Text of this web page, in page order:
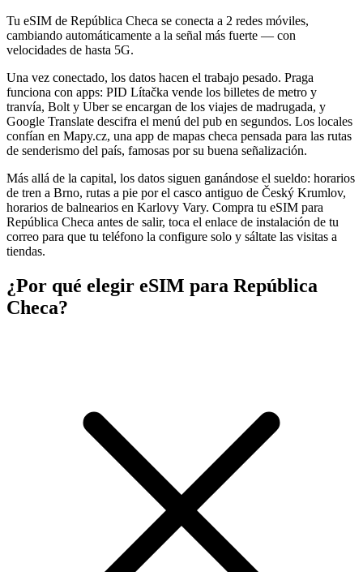
Tu eSIM de República Checa se conecta a 2 redes móviles,
cambiando automáticamente a la señal más fuerte — con
velocidades de hasta 5G.
Una vez conectado, los datos hacen el trabajo pesado. Praga
funciona con apps: PID Lítačka vende los billetes de metro y
tranvía, Bolt y Uber se encargan de los viajes de madrugada, y
Google Translate descifra el menú del pub en segundos. Los locales
confían en Mapy.cz, una app de mapas checa pensada para las rutas
de senderismo del país, famosas por su buena señalización.
Más allá de la capital, los datos siguen ganándose el sueldo: horarios
de tren a Brno, rutas a pie por el casco antiguo de Český Krumlov,
horarios de balnearios en Karlovy Vary. Compra tu eSIM para
República Checa antes de salir, toca el enlace de instalación de tu
correo para que tu teléfono la configure solo y sáltate las visitas a
tiendas.
¿Por qué elegir eSIM para República
Checa?